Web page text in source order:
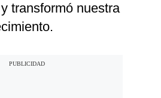
transformó nuestra